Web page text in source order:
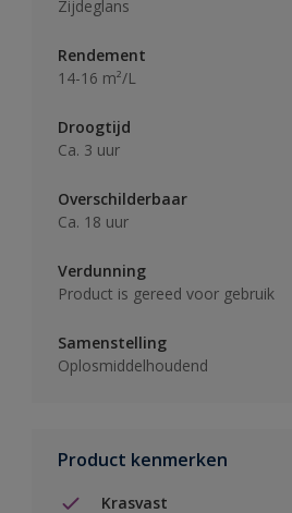
Zijdeglans
Rendement
14-16 m²/L
Droogtijd
Ca. 3 uur
Overschilderbaar
Ca. 18 uur
Verdunning
Product is gereed voor gebruik
Samenstelling
Oplosmiddelhoudend
Product kenmerken
Krasvast